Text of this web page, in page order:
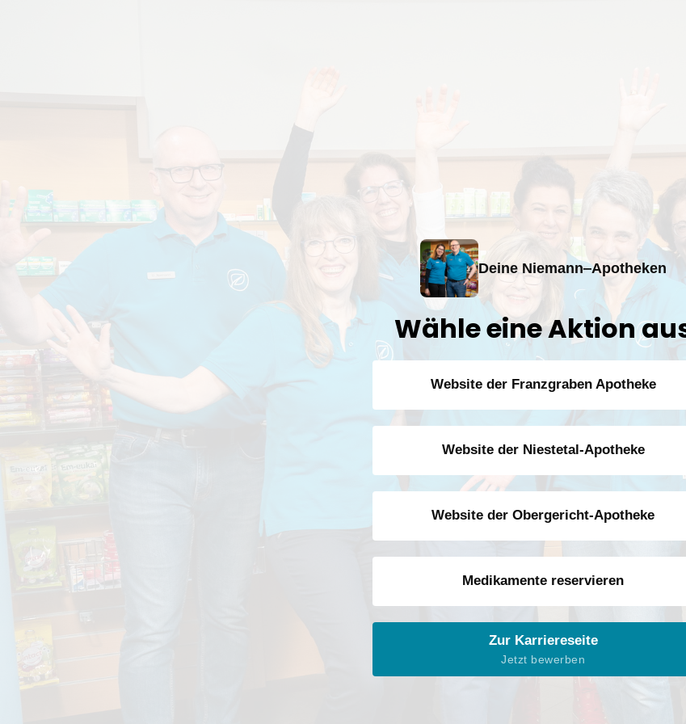
Deine Niemann‒Apotheken
Wähle eine Aktion
Website der Franzgraben Apotheke
Website der Nies­te­tal-Apo­the­ke
Website der Obergericht-Apotheke
Medikamente reservieren
Zur Karriereseite
Jetzt bewerben